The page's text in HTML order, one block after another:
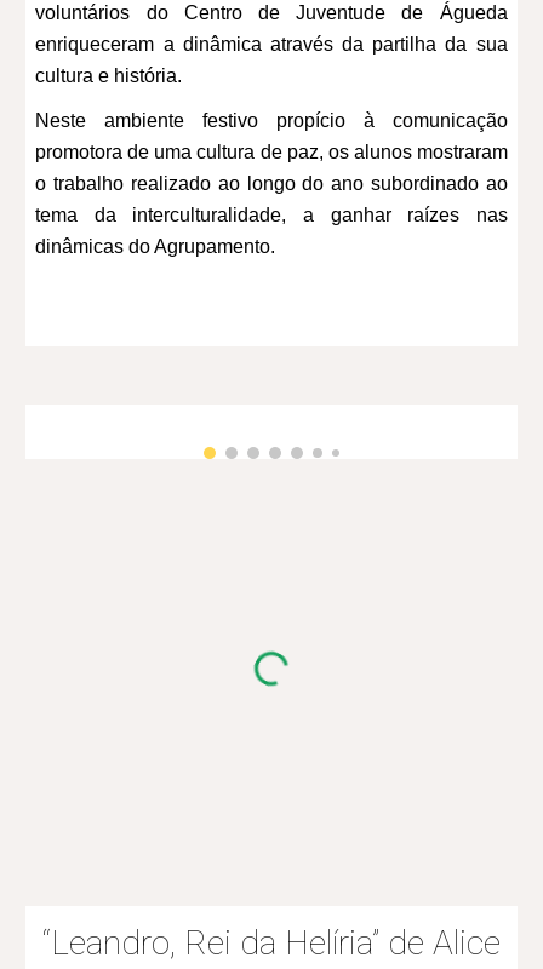
voluntários do Centro de Juventude de Águeda
enriqueceram a dinâmica através da partilha da sua
cultura e história.
Neste ambiente festivo propício à comunicação
promotora de uma cultura de paz, os alunos mostraram
o trabalho realizado ao longo do ano subordinado ao
tema da interculturalidade, a ganhar raízes nas
dinâmicas do Agrupamento.
“Leandro, Rei da Helíria” de Alice